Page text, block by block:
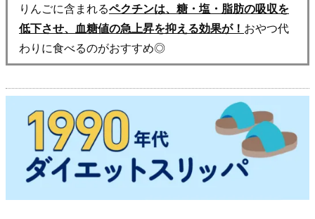
痩
せ
る”！
1.
注
目
ダ
イ
りんごに含まれるペクチンは、糖・塩・脂肪の吸収を
低下させ、血糖値の急上昇を抑える効果が！ おやつ代
わりに食べるのがおすすめ◎